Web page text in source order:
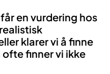
en vurdering hos
klarer vi å finne
finner vi ikke